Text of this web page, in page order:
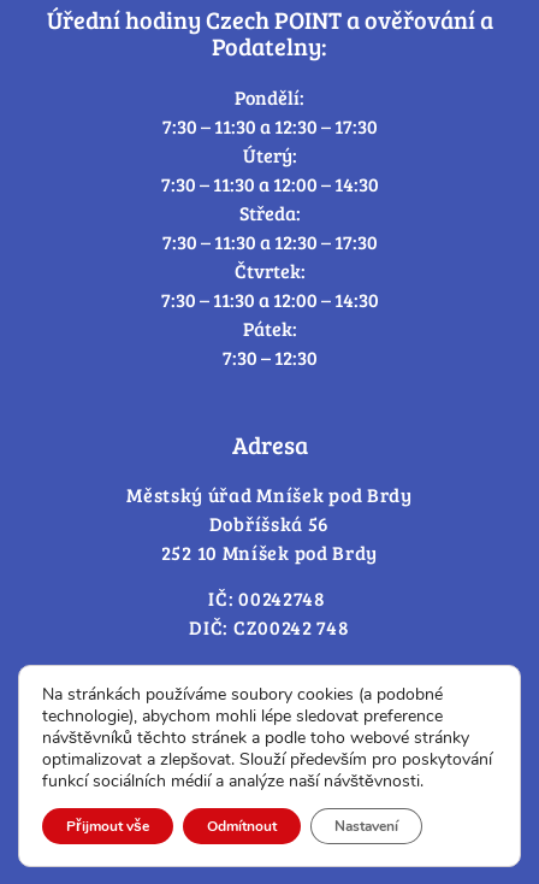
Úřední hodiny Czech POINT a ověřování a
Podatelny:
Pondělí:
7:30 – 11:30 a 12:30 – 17:30
Úterý:
7:30 – 11:30 a 12:00 – 14:30
Středa:
7:30 – 11:30 a 12:30 – 17:30
Čtvrtek:
7:30 – 11:30 a 12:00 – 14:30
Pátek:
7:30 – 12:30
Adresa
Městský úřad Mníšek pod Brdy
Dobříšská 56
252 10 Mníšek pod Brdy
IČ: 00242748
DIČ: CZ00242 748
Cookies – změna souhlasu
Prohlášení o přístupnosti
© Všechna práva vyhrazena.
Na stránkách používáme soubory cookies (a podobné
technologie), abychom mohli lépe sledovat preference
návštěvníků těchto stránek a podle toho webové stránky
optimalizovat a zlepšovat. Slouží především pro poskytování
funkcí sociálních médií a analýze naší návštěvnosti.
Přijmout vše Odmítnout Nastavení